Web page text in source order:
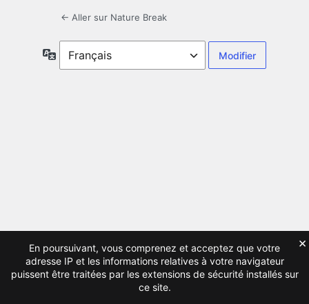
← Aller sur Nature Break
Langue
En poursuivant, vous comprenez et acceptez que votre
adresse IP et les informations relatives à votre navigateur
puissent être traitées par les extensions de sécurité installés sur
ce site.
×